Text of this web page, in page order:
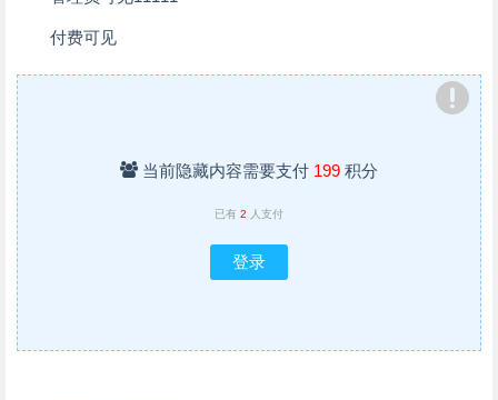
付费可见
当前隐藏内容需要支付 199 积分
已有 2 人支付
登录